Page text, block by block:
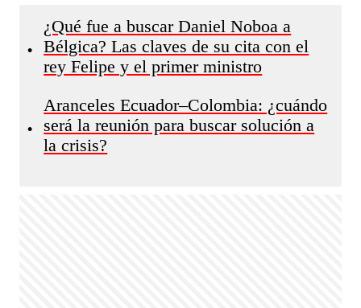
•
¿Qué fue a buscar Daniel Noboa a
Bélgica? Las claves de su cita con el
rey Felipe y el primer ministro
•
Aranceles Ecuador–Colombia: ¿cuándo
será la reunión para buscar solución a
la crisis?